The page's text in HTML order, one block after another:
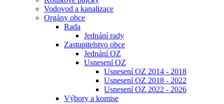
Vodovod a kanalizace
Orgány obce
Rada
Jednání rady
Zastupitelstvo obce
Jednání OZ
Usnesení OZ
Usnesení OZ 2014 - 2018
Usnesení OZ 2018 - 2022
Usnesení OZ 2022 - 2026
Výbory a komise